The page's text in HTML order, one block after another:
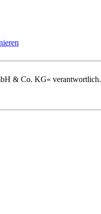
& Co. KG« verantwortlich.